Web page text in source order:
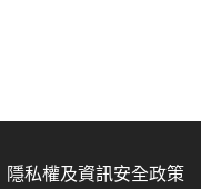
隱私權及資訊安全政策